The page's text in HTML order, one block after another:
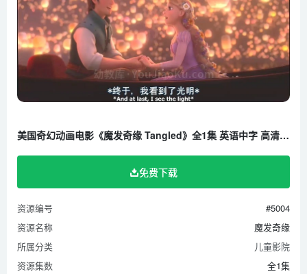
美国奇幻动画电影《魔发奇缘 Tangled》全1集 英语中字 高清/RMVB/879M 百度云网盘下载
免费下载
资源编号
#5004
资源名称
魔发奇缘
所属分类
儿童影院
资源集数
全1集